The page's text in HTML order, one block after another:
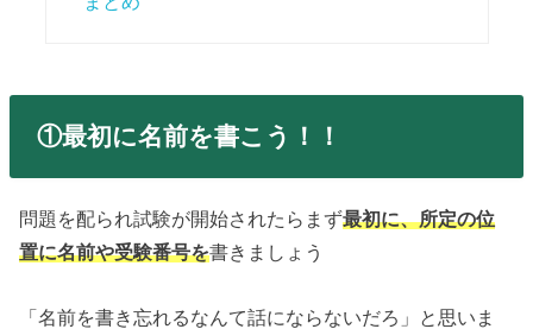
①最初に名前を書こう！！
問題を配られ試験が開始されたらまず最初に、所定の位
置に名前や受験番号を書きましょう
「名前を書き忘れるなんて話にならないだろ」と思いま